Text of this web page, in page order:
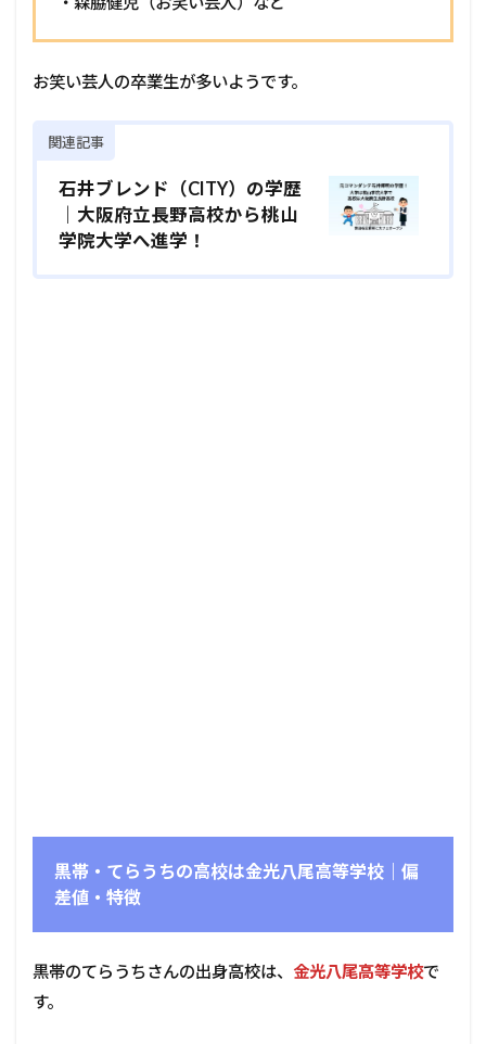
お笑い芸人の卒業生が多いようです。
関連記事
石井ブレンド（CITY）の学歴
｜大阪府立長野高校から桃山
学院大学へ進学！
黒帯・てらうちの高校は金光八尾高等学校｜偏
差値・特徴
黒帯のてらうちさんの出身高校は、 金光八尾高等学校で
す。